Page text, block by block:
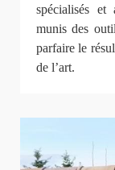
spécialisés et
munis des
parfaire le
de l’art.